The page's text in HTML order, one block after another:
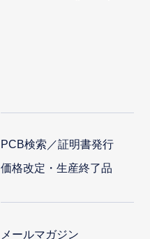
PCB検索／証明書発行
価格改定・生産終了品
メールマガジン